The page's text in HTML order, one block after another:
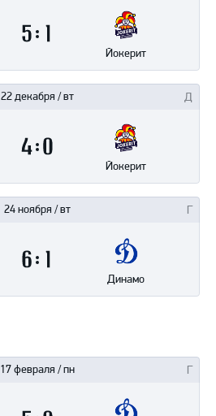
5
Йокерит
22 декабря / вт
4
Йокерит
0
24 ноября / вт
6
Динамо
17 февраля / пн